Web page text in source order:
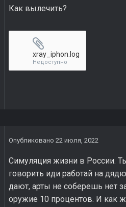
Как вылечить?
xray_iphon.log
Недоступно
Опубликовано 22 июля, 2022
Симуляция жизни в России.
говорить иди работай на
дают, арты не соберешь нет
оружие 10 процентов. И как